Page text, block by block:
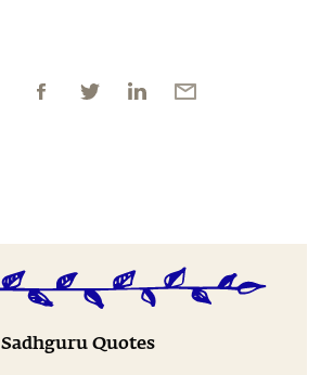
Sadhguru Quotes